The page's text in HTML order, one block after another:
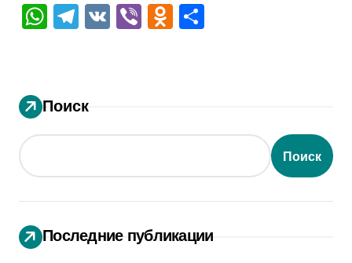
WhatsApp
Telegram
VK ViberOdnoklassniki
Поиск
Поиск
Последние публикации